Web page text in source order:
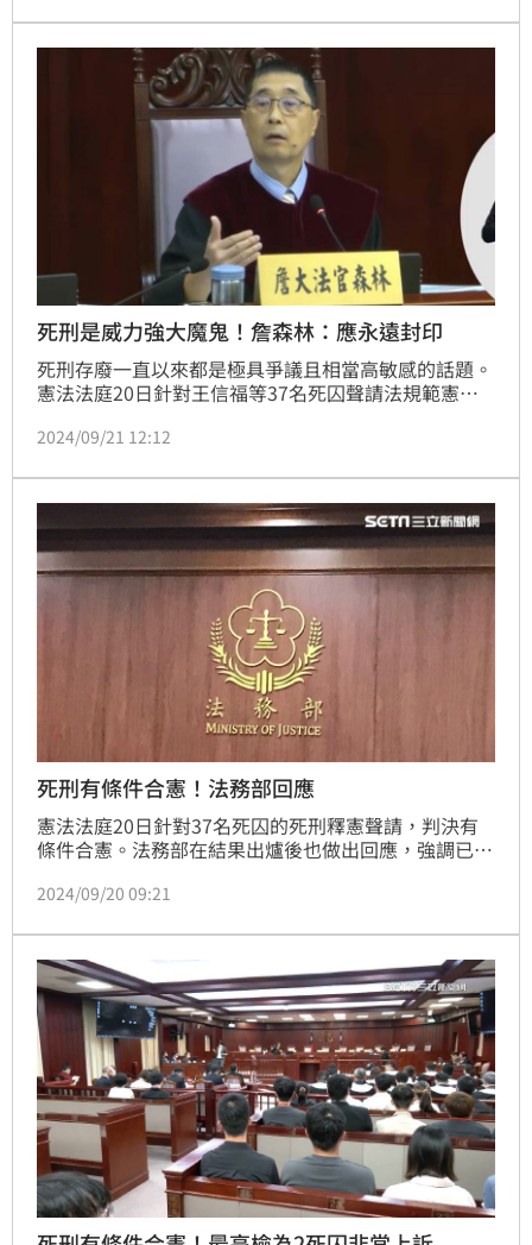
不過，包括律師黃帝穎、傅馨儀、房彥輝法界人士都發
文批評，此說法並不正確，黃帝穎更嗆「憲哥別搞
死刑是威力強大魔鬼！詹森林：應永遠封印
死刑存廢一直以來都是極具爭議且相當高敏感的話題。
憲法法庭20日針對王信福等37名死囚聲請法規範憲法
達1萬7000字的意見書，堅決反對死刑，強調死刑制度
義的核心要素。
2024/09/21 12:12
死刑有條件合憲！法務部回應
憲法法庭20日針對37名死囚的死刑釋憲聲請，判決有
條件合憲。法務部在結果出爐後也做出回應，強調已堅
尊重。
2024/09/20 09:21